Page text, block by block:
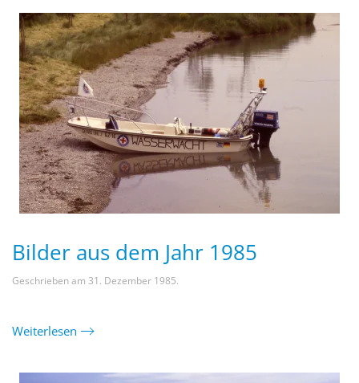
Bilder aus dem Jahr 1985
Geschrieben am 31. Dezember 1985.
Weiterlesen